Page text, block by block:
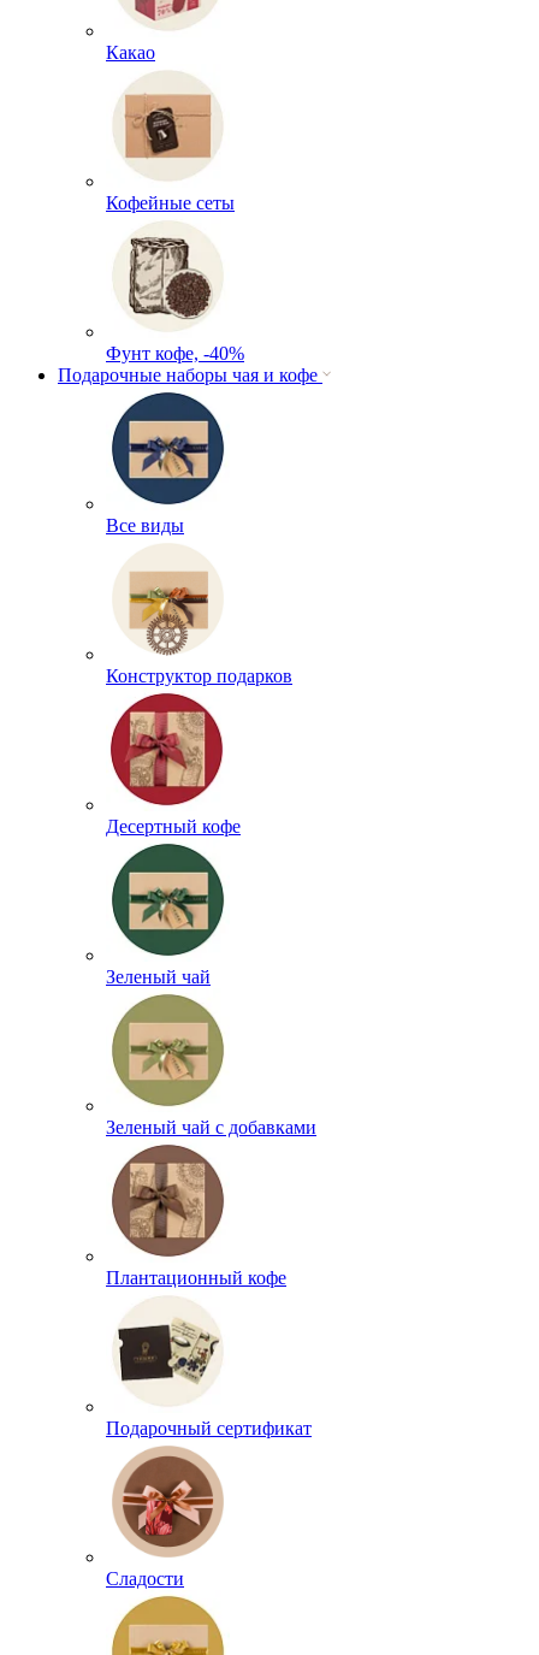
Какао
Кофейные сеты
Фунт кофе, -40%
Подарочные наборы чая и кофе
Все виды
Конструктор подарков
Десертный кофе
Зеленый чай
Зеленый чай с добавками
Плантационный кофе
Подарочный сертификат
Сладости